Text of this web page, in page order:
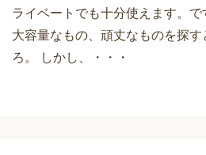
ライベートでも十分使えます。
大容量なもの、頑丈なものを探す
ろ。 しかし、・・・